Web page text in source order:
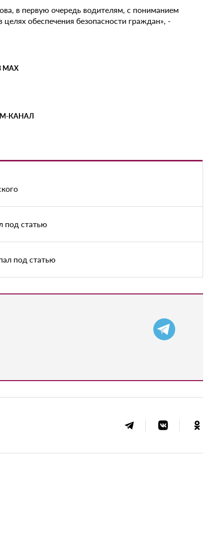
в первую очередь водителям, с пониманием
обеспечения безопасности граждан», -
КАНАЛ
под статью
под статью